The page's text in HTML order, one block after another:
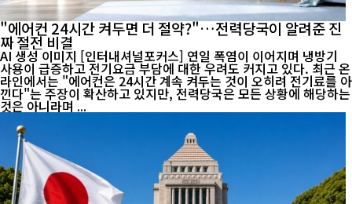
"에어컨 24시간 켜두면 더 절약?"…전력당국이 알려준 진
짜 절전 비결
AI 생성 이미지 [인터내셔널포커스] 연일 폭염이 이어지며 냉방기
사용이 급증하고 전기요금 부담에 대한 우려도 커지고 있다. 최근 온
라인에서는 "에어컨은 24시간 계속 켜두는 것이 오히려 전기료를 아
낀다"는 주장이 확산하고 있지만, 전력당국은 모든 상황에 해당하는
것은 아니라며 ...